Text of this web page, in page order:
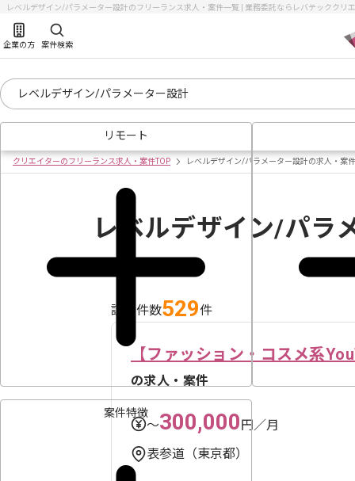
レベルデザイン/パラメーター設計のフリーランス求人・案件一覧 | 業務委託ならレバテッククリ
企業の方 案件検索
リモート
案件特徴
クリエイターのフリーランス求人・案件TOP レベルデザイン/パラメーター設計の求人・案
レベルデザイン/パラ
該当件数529件
【ファッション・コスメ系
の求人・案件
〜300,000円／月
表参道（東京都）